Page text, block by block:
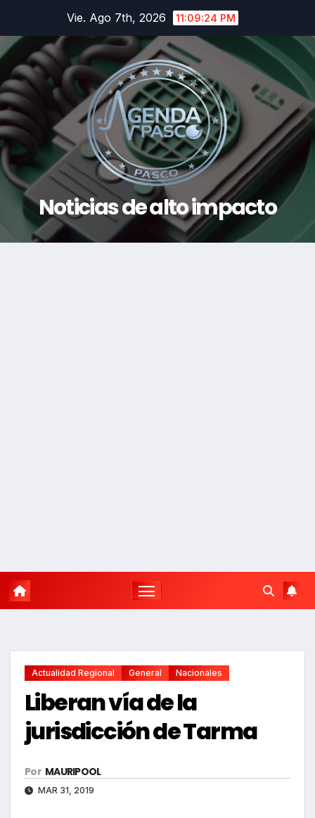
contenido
Vie. Ago 7th, 2026 11:09:25 PM
Noticias de alto impacto
Actualidad Regional General Nacionales
Liberan vía de la
jurisdicción de Tarma
Por MAURIPOOL
MAR 31, 2019